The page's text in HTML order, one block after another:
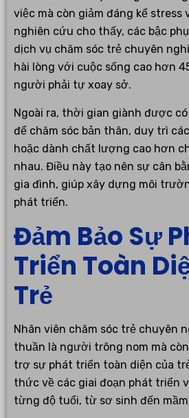
việc mà còn giảm đáng kể stress
nghiên cứu cho thấy, các bậc
dịch vụ chăm sóc trẻ chuyên
hài lòng với cuộc sống cao hơn
người phải tự xoay sở.
Ngoài ra, thời gian giành được
để chăm sóc bản thân, duy trì
hoặc dành chất lượng cao hơn
nhau. Điều này tạo nên sự cân
gia đình, giúp xây dựng môi
phát triển.
Đảm Bảo Sự
Triển Toàn
Trẻ
Nhân viên chăm sóc trẻ chuyên
thuần là người trông nom mà
trợ sự phát triển toàn diện của
thức về các giai đoạn phát triển
từng độ tuổi, từ sơ sinh đến